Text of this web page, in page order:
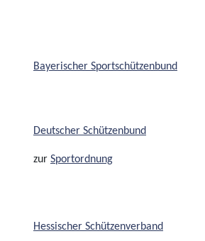
Bayerischer Sportschützenbund
Deutscher Schützenbund
zur Sportordnung
Hessischer Schützenverband